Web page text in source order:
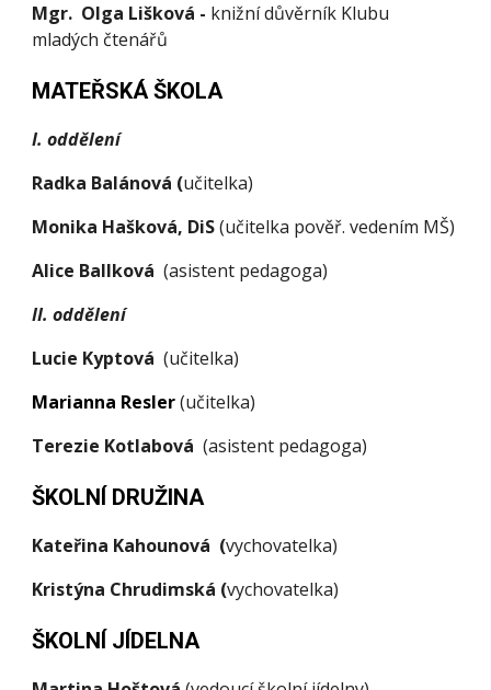
Mgr. Olga Lišková - knižní důvěrník Klubu
mladých čtenářů
MATEŘSKÁ ŠKOLA
I. oddělení
Radka Balánová (učitelka)
Monika Hašková, DiS (učitelka pověř. vedením MŠ)
Alice Ballková (asistent pedagoga)
II. oddělení
Lucie Kyptová (učitelka)
Marianna Resler (učitelka)
Terezie Kotlabová (asistent pedagoga)
ŠKOLNÍ DRUŽINA
Kateřina Kahounová (vychovatelka)
Kristýna Chrudimská (vychovatelka)
ŠKOLNÍ JÍDELNA